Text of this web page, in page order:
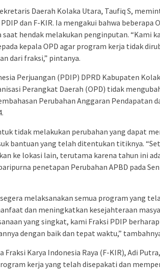
Daerah Kolaka Utara, Taufiq S,
dan F-KIR. Ia mengakui bahwa beberapa
hendak melakukan penginputan. “Kami
kepala OPD agar program kerja tidak
dari fraksi,” pintanya.
Perjuangan (PDIP) DPRD Kabupaten
Perangkat Daerah (OPD) tidak
Perubahan Anggaran Pendapatan
tidak melakukan perubahan yang dapat
bantuan yang telah ditentukan titiknya.
ke lokasi lain, terutama karena tahun ini
penetapan Perubahan APBD pada
melaksanakan semua program yang
dan meningkatkan kesejahteraan
yang singkat, kami Fraksi PDIP
dengan baik dan tepat waktu,”
Karya Indonesia Raya (F-KIR), Adi
kerja yang telah disepakati dan